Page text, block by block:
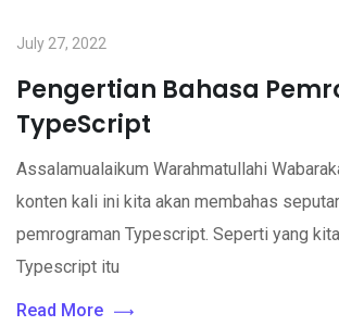
July 27, 2022
Pengertian Bahasa
TypeScript
Assalamualaikum Warahmatullahi
konten kali ini kita akan membahas
pemrograman Typescript. Seperti yang
Typescript itu
Read More